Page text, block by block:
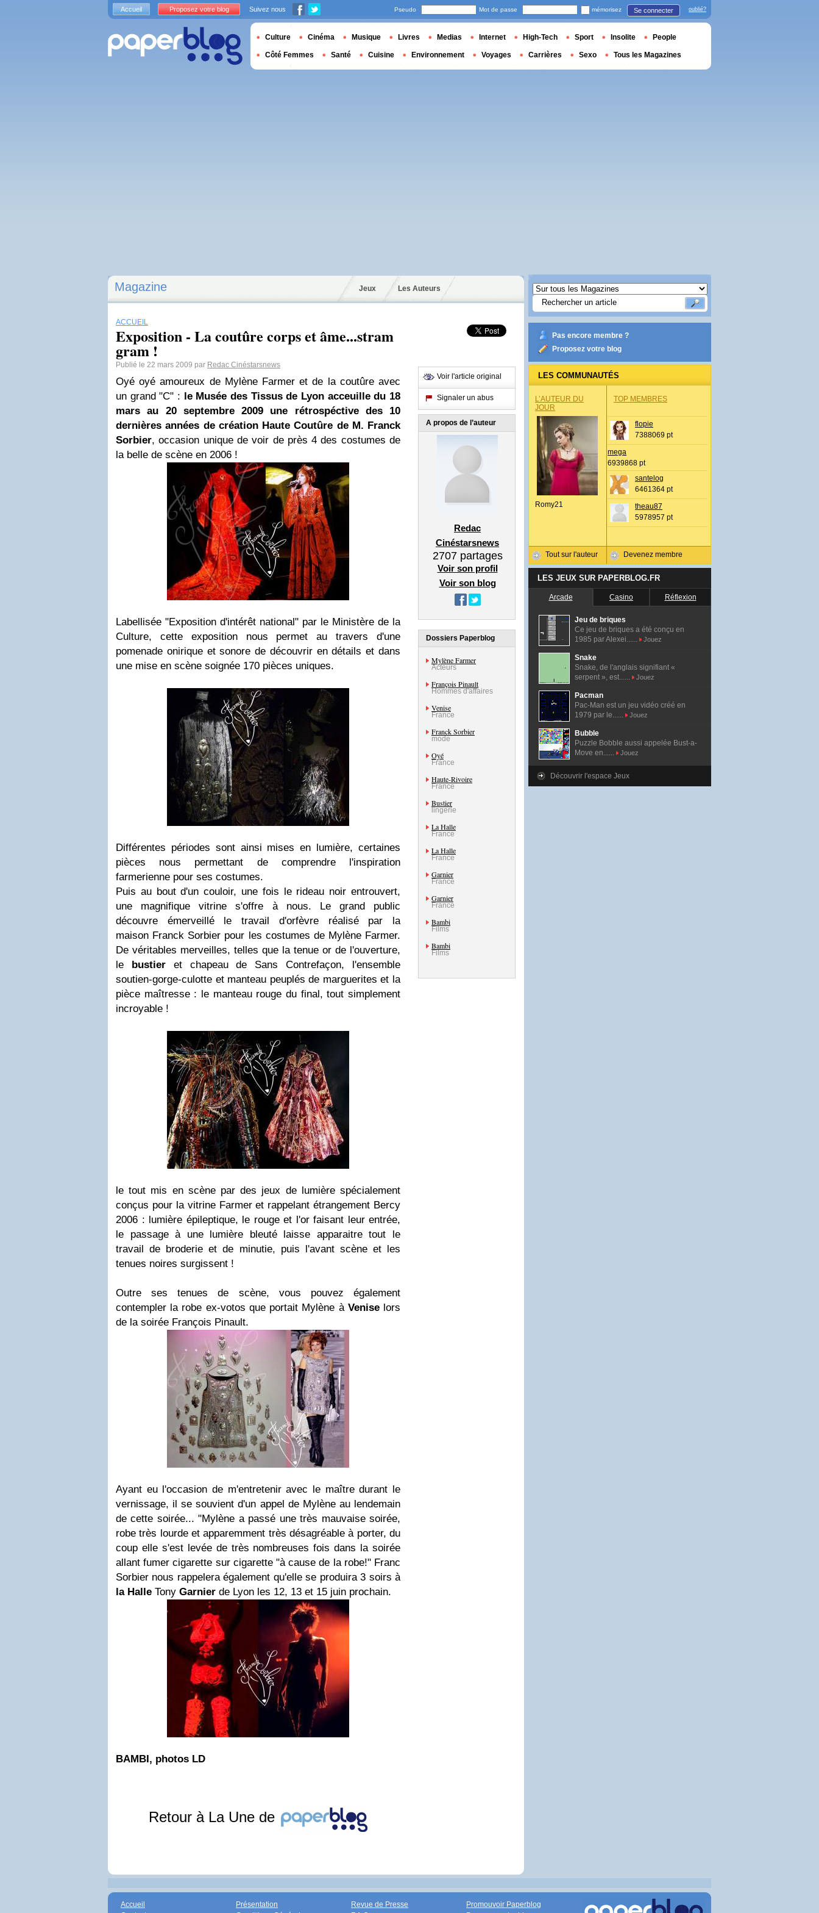
Magazine Jeux Les Auteurs
ACCUEIL
Exposition - La coutûre corps et âme...stram
gram !
Publié le 22 mars 2009 par Redac Cinéstarsnews
Oyé oyé amoureux de Mylène Farmer et de la coutûre avec
un grand "C" : le Musée des Tissus de Lyon acceuille du 18
mars au 20 septembre 2009 une rétrospéctive des 10
dernières années de création Haute Coutûre de M. Franck
Sorbier, occasion unique de voir de près 4 des costumes de
la belle de scène en 2006 !
Labellisée "Exposition d'intérêt national" par le Ministère de la
Culture, cette exposition nous permet au travers d'une
pomenade onirique et sonore de découvrir en détails et dans
une mise en scène soignée 170 pièces uniques.
Différentes périodes sont ainsi mises en lumière, certaines
pièces nous permettant de comprendre l'inspiration
farmerienne pour ses costumes.
Puis au bout d'un couloir, une fois le rideau noir entrouvert,
une magnifique vitrine s'offre à nous. Le grand public
découvre émerveillé le travail d'orfèvre réalisé par la
maison Franck Sorbier pour les costumes de Mylène Farmer.
De véritables merveilles, telles que la tenue or de l'ouverture,
le bustieret chapeau de Sans Contrefaçon, l'ensemble
soutien-gorge-culotte et manteau peuplés de marguerites et la
pièce maîtresse : le manteau rouge du final, tout simplement
incroyable !
le tout mis en scène par des jeux de lumière spécialement
conçus pour la vitrine Farmer et rappelant étrangement Bercy
2006 : lumière épileptique, le rouge et l'or faisant leur entrée,
le passage à une lumière bleuté laisse apparaitre tout le
travail de broderie et de minutie, puis l'avant scène et les
tenues noires surgissent !
Outre ses tenues de scène, vous pouvez également
contempler la robe ex-votos que portait Mylène à Veniselors
de la soirée François Pinault.
Ayant eu l'occasion de m'entretenir avec le maître durant le
vernissage, il se souvient d'un appel de Mylène au lendemain
de cette soirée... "Mylène a passé une très mauvaise soirée,
robe très lourde et apparemment très désagréable à porter, du
coup elle s'est levée de très nombreuses fois dans la soirée
allant fumer cigarette sur cigarette "à cause de la robe!" Franc
Sorbier nous rappelera également qu'elle se produira 3 soirs à
la Halle Tony Garnier de Lyon les 12, 13 et 15 juin prochain.
BAMBI, photos LD
Retour à La Une de
Voir l'article original
Signaler un abus
A propos de l’auteur
Redac
Cinéstarsnews
2707partages
Voir son profil
Voir son blog
Dossiers Paperblog
Mylène Farmer
Acteurs
François Pinault
Hommes d'affaires
Venise
France
Franck Sorbier
mode
Oyé
France
Haute-Rivoire
France
Bustier
lingerie
La Halle
France
La Halle
France
Garnier
France
Garnier
France
Bambi
Films
Bambi
Films
Pas encore membre ?
Proposez votre blog
LES COMMUNAUTÉS
L’AUTEUR DU
JOUR
Romy21
Tout sur l'auteur
TOP MEMBRES
flopie
7388069 pt
mega
6939868 pt
santelog
6461364 pt
theau87
5978957 pt
Devenez membre
LES JEUX SUR PAPERBLOG.FR
Arcade Casino Réflexion
Jeu de briques
Ce jeu de briques a été conçu en
1985 par Alexei......
Jouez
Snake
Snake, de l'anglais signifiant «
serpent », est......
Jouez
Pacman
Pac-Man est un jeu vidéo créé en
1979 par le......
Jouez
Bubble
Puzzle Bobble aussi appelée Bust-a-
Move en......
Jouez
Découvrir l'espace Jeux
Accueil Proposez votre blog Suivez nous Pseudo Mot de passe mémorisez Se connecter oublié?
Culture Cinéma Musique Livres Medias Internet High-Tech Sport Insolite People
Côté Femmes Santé Cuisine Environnement Voyages Carrières Sexo Tous les Magazines
Accueil
Présentation
Revue de Presse
Promouvoir Paperblog